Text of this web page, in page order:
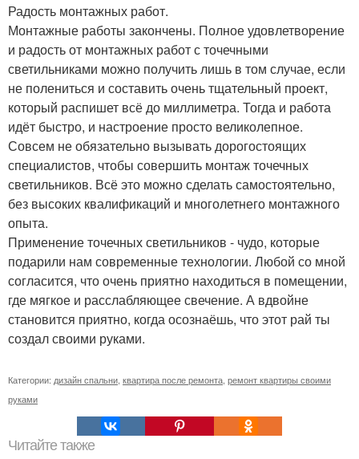
Радость монтажных работ.
Монтажные работы закончены. Полное удовлетворение
и радость от монтажных работ с точечными
светильниками можно получить лишь в том случае, если
не полениться и составить очень тщательный проект,
который распишет всё до миллиметра. Тогда и работа
идёт быстро, и настроение просто великолепное.
Совсем не обязательно вызывать дорогостоящих
специалистов, чтобы совершить монтаж точечных
светильников. Всё это можно сделать самостоятельно,
без высоких квалификаций и многолетнего монтажного
опыта.
Применение точечных светильников - чудо, которые
подарили нам современные технологии. Любой со мной
согласится, что очень приятно находиться в помещении,
где мягкое и расслабляющее свечение. А вдвойне
становится приятно, когда осознаёшь, что этот рай ты
создал своими руками.
Категории: дизайн спальни квартира после ремонта ремонт квартиры своими
руками
Читайте также